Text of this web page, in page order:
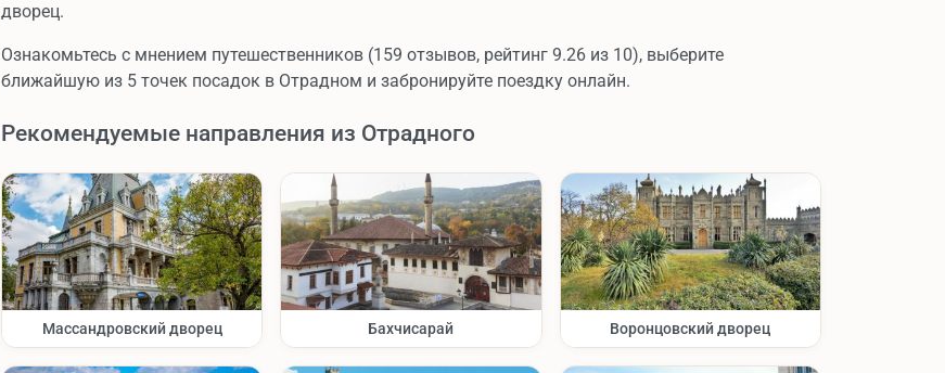
дворец.
Ознакомьтесь с мнением путешественников (159 отзывов, рейтинг 9.26 из 10), выберите
ближайшую из 5 точек посадок в Отрадном и забронируйте поездку онлайн.
Рекомендуемые направления из Отрадного
Массандровский дворец Бахчисарай Воронцовский дворец